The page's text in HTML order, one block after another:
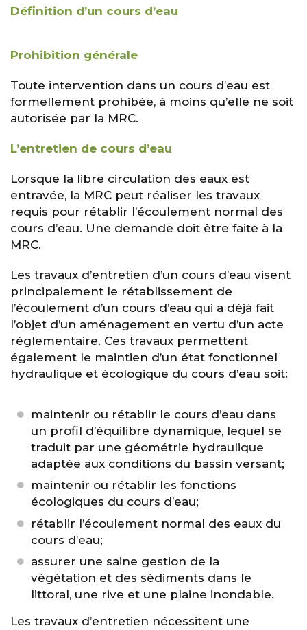
Définition d’un cours d’eau
Prohibition générale
Toute intervention dans un cours d’eau est
formellement prohibée, à moins qu’elle ne soit
autorisée par la MRC.
L’entretien de cours d’eau
Lorsque la libre circulation des eaux est
entravée, la MRC peut réaliser les travaux
requis pour rétablir l’écoulement normal des
cours d’eau. Une demande doit être faite à la
MRC.
Les travaux d’entretien d’un cours d’eau visent
principalement le rétablissement de
l’écoulement d’un cours d’eau qui a déjà fait
l’objet d’un aménagement en vertu d’un acte
réglementaire. Ces travaux permettent
également le maintien d’un état fonctionnel
hydraulique et écologique du cours d’eau soit:
maintenir ou rétablir le cours d’eau dans
un profil d’équilibre dynamique, lequel se
traduit par une géométrie hydraulique
adaptée aux conditions du bassin versant;
maintenir ou rétablir les fonctions
écologiques du cours d’eau;
rétablir l’écoulement normal des eaux du
cours d’eau;
assurer une saine gestion de la
végétation et des sédiments dans le
littoral, une rive et une plaine inondable.
Les travaux d’entretien nécessitent une